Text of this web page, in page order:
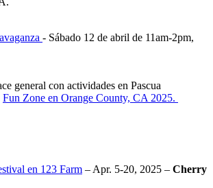
- Sábado 12 de abril de 11am-2pm,
general con actividades en Pascua
Fun Zone en Orange County, CA 2025.
en 123 Farm – Apr. 5-20, 2025 – Cherry